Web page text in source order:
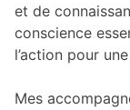
et de
conscience
l’action pour
Mes